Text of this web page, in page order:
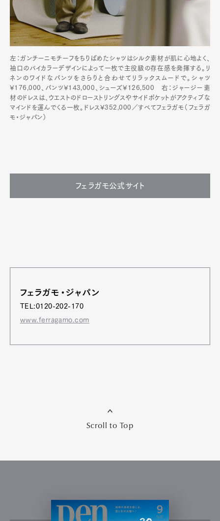
左：ガンチーニモチーフをちりばめたシャツはシルク素材が肌に心地よく、
袖口のバイカラーデザインによって一枚で主役級の存在感を発揮する。リ
ネンのワイドなパンツをさらりと合わせてリラックスムードで。シャツ
¥176,000、パンツ¥143,000、シューズ¥126,500 右：ジャージー素
材のドレスは、ウエストのドローストリングスやサイドポケットがアクティブな
マインドを運んでくる一枚。ドレス¥352,000／すべてフェラガモ（フェラガ
モ・ジャパン）
フェラガモ公式サイト
フェラガモ・ジャパン
TEL:0120-202-170
www.ferragamo.com
Scroll to Top